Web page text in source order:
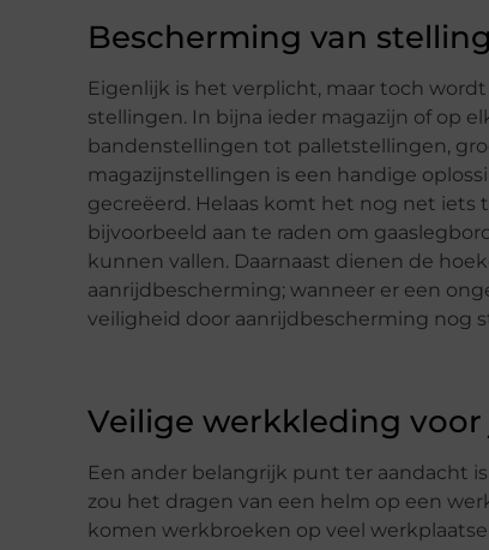
Bescherming van
Eigenlijk is het verplicht, maar toch
stellingen. In bijna ieder magazijn of op
bandenstellingen tot palletstellingen,
magazijnstellingen is een handige
gecreëerd. Helaas komt het nog net iets
bijvoorbeeld aan te raden om
kunnen vallen. Daarnaast dienen de
aanrijdbescherming; wanneer er een
veiligheid door aanrijdbescherming nog
Veilige werkkleding
Een ander belangrijk punt ter aandacht
zou het dragen van een helm op een
komen werkbroeken op veel